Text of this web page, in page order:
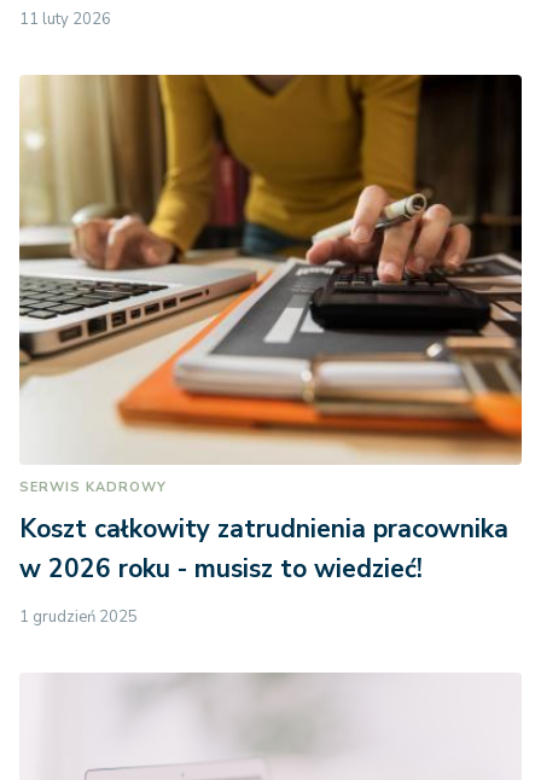
11 luty 2026
SERWIS KADROWY
Koszt całkowity zatrudnienia pracownika
w 2026 roku - musisz to wiedzieć!
1 grudzień 2025